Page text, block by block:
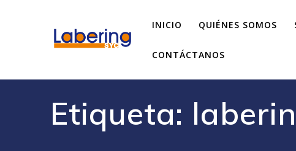
INICIO QUIÉNES SOMOS
CONTÁCTANOS
Etiqueta: